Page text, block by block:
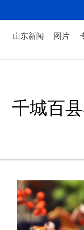
山东新闻 图片
千城百